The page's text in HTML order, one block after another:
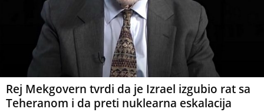
Rej Mekgovern tvrdi da je Izrael izgubio rat sa
Teheranom i da preti nuklearna eskalacija